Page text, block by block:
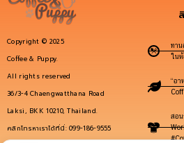
Copyright © 2025
Coffee & Puppy.
All rights reserved
36/3-4 Chaengwatthana Road
Laksi, BKK 10210, Thailand.
คลิกโทรหาเราได้ที่นี่: 099-186-9555
ทา
ในห้
“อา
สอ